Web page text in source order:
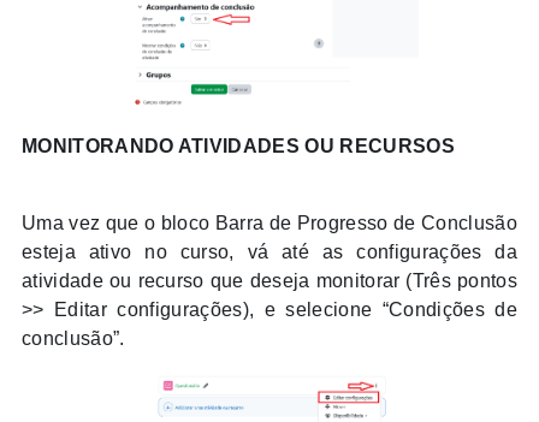
MONITORANDO ATIVIDADES OU RECURSOS
Uma vez que o bloco Barra de Progresso de Conclusão
esteja ativo no curso, vá até as configurações da
atividade ou recurso que deseja monitorar (Três pontos
>> Editar configurações), e selecione “Condições de
conclusão”.